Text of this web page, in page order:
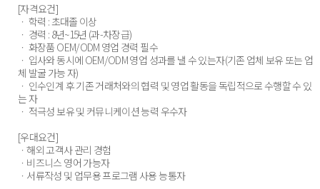
[자격요건]
ㆍ 학력 : 초대졸 이상
ㆍ 경력 : 8년~15년 (과-차장급)
ㆍ 화장품 OEM/ODM 영업 경력 필수
ㆍ 입사와 동시에 OEM/ODM 영업 성과를 낼 수 있는자(기존 업체 보유 또는 업
체 발굴 가능 자)
ㆍ 인수인계 후 기존 거래처와의 협력 및 영업 활동을 독립적으로 수행할 수 있
는 자
ㆍ 적극성 보유 및 커뮤니케이션 능력 우수자
[우대요건]
ㆍ해외 고객사 관리 경험
ㆍ비즈니스 영어 가능자
ㆍ서류작성 및 업무용 프로그램 사용 능통자